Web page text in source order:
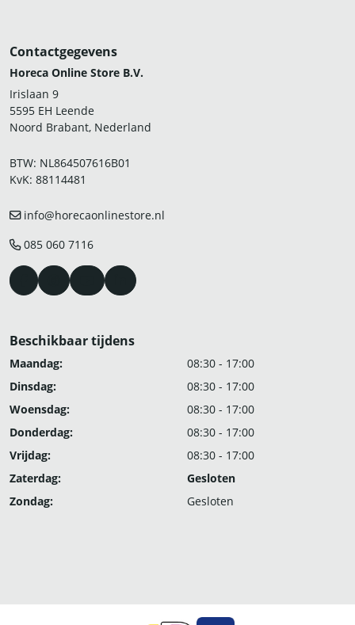
Contactgegevens
Horeca Online Store B.V.
Irislaan 9
5595 EH Leende
Noord Brabant, Nederland
BTW: NL864507616B01
KvK: 88114481
info@horecaonlinestore.nl
085 060 7116
Beschikbaar tijdens
Maandag:
08:30 - 17:00
Dinsdag:
08:30 - 17:00
Woensdag:
08:30 - 17:00
Donderdag:
08:30 - 17:00
Vrijdag:
08:30 - 17:00
Zaterdag:
Gesloten
Zondag:
Gesloten